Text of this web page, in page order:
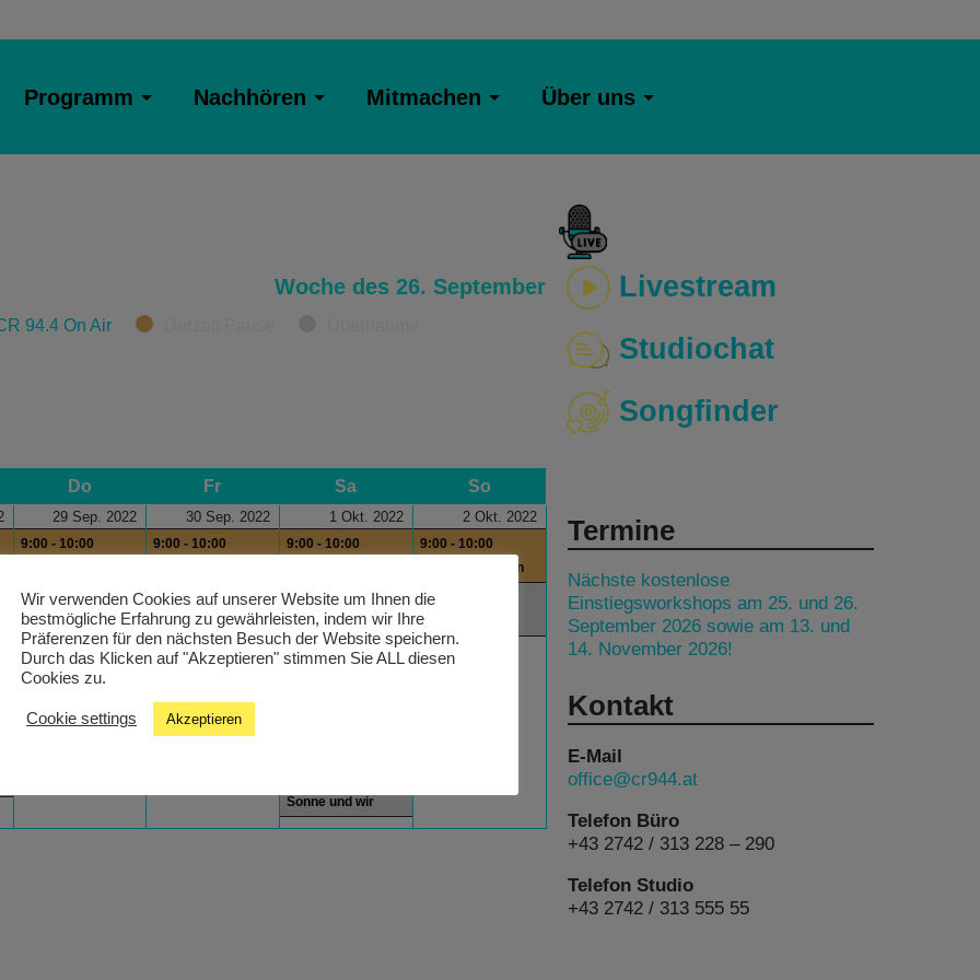
Programm Nachhören Mitmachen Über uns
Woche des 26. September
94.4 On Air
Do Fr Sa So
29 Sep. 2022
9:00 - 10:00
30 Sep. 2022
9:00 - 10:00
1 Okt. 2022
9:00 - 10:00
9:00 - 10:00
Wiener Melange
13:00 - 14:00
Sonne und wir
2 Okt. 2022
9:00 - 10:00
Health´s Kitchen
12:00 - 13:00
Wake Up
Livestream
Studiochat
Songfinder
Termine
Nächste kostenlose
Einstiegsworkshops am 25. und 26.
September 2026 sowie am 13. und
14. November 2026!
Kontakt
E-Mail
office@cr944.at
Telefon Büro
+43 2742 / 313 228 – 290
Telefon Studio
+43 2742 / 313 555 55
Wir verwenden Cookies auf unserer Website um Ihnen die
bestmögliche Erfahrung zu gewährleisten, indem wir Ihre
Präferenzen für den nächsten Besuch der Website speichern.
Durch das Klicken auf "Akzeptieren" stimmen Sie ALL diesen
Cookies zu.
Cookie settings Akzeptieren